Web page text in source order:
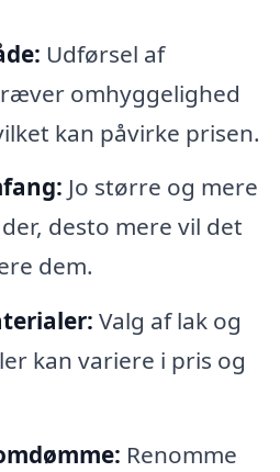
Udførsel af
omhyggelighed
kan påvirke prisen.
Jo større og mere
desto mere vil det
dem.
Valg af lak og
kan variere i pris og
Renomme